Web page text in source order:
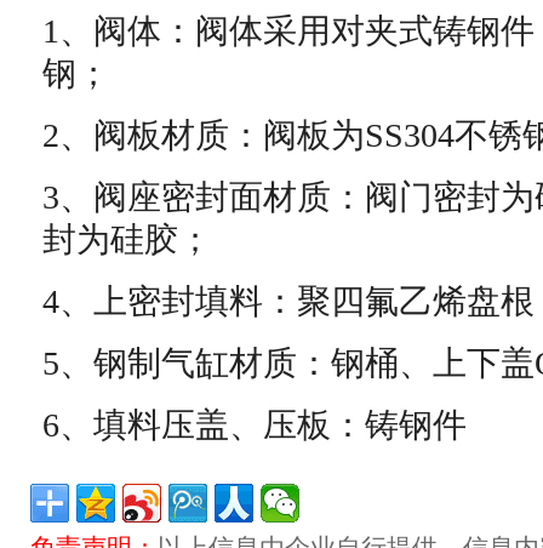
1 、阀体：阀体采用对夹式铸钢
钢；
2、阀板材质：阀板为SS304不锈
3、阀座密封面材质：阀门密封
封为硅胶；
4、上密封填料：聚四氟乙烯盘根
5、钢制气缸材质：钢桶、上下盖
6、填料压盖、压板：铸钢件